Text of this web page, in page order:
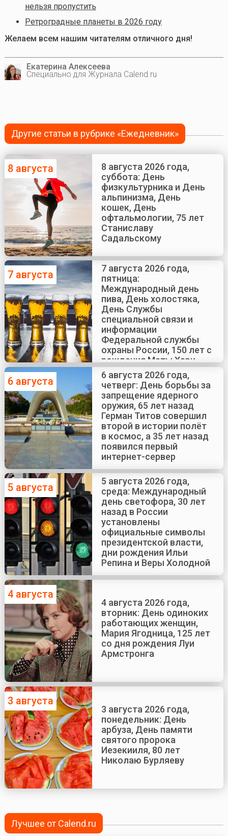
нельзя пропустить
Ретроградные планеты в 2026 году
Желаем всем нашим читателям отличного дня!
Екатерина Алексеева
Специально для Журнала Calend.ru
Другие статьи в рубрике «Ежедневник»
8 августа
8 августа 2026 года,
суббота: День
физкультурника и День
альпинизма, День
кошек, День
офтальмологии, 75 лет
Станиславу
Садальскому
7 августа
7 августа 2026 года,
пятница:
Международный день
пива, День холостяка,
День Службы
специальной связи и
информации
Федеральной службы
охраны России, 150 лет с
рождения Маты Хари
6 августа
6 августа 2026 года,
четверг: День борьбы за
запрещение ядерного
оружия, 65 лет назад
Герман Титов совершил
второй в истории полёт
в космос, а 35 лет назад
появился первый
интернет-сервер
5 августа
5 августа 2026 года,
среда: Международный
день светофора, 30 лет
назад в России
установлены
официальные символы
президентской власти,
дни рождения Ильи
Репина и Веры Холодной
4 августа
4 августа 2026 года,
вторник: День одиноких
работающих женщин,
Мария Ягодница, 125 лет
со дня рождения Луи
Армстронга
3 августа
3 августа 2026 года,
понедельник: День
арбуза, День памяти
святого пророка
Иезекииля, 80 лет
Николаю Бурляеву
Лучшее от Calend.ru